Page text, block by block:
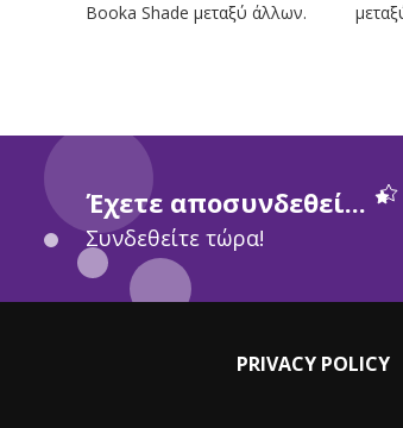
Booka Shade μεταξύ άλλων.
Έχετε αποσυνδεθεί...
Συνδεθείτε τώρα!
PRIVACY POLICY